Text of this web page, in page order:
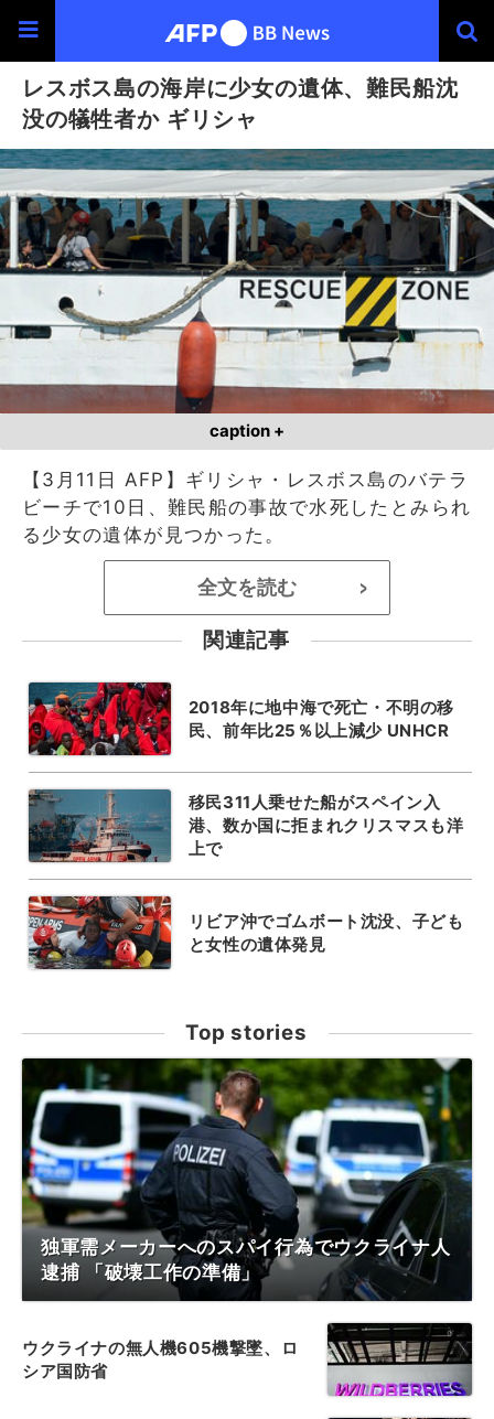
レスボス島の海岸に少女の遺体、難民船沈
没の犠牲者か ギリシャ
caption +
【3月11日 AFP】ギリシャ・レスボス島のバテラ
ビーチで10日、難民船の事故で水死したとみられ
る少女の遺体が見つかった。
全文を読む >
関連記事
2018年に地中海で死亡・不明の移
民、前年比25％以上減少 UNHCR
移民311人乗せた船がスペイン入
港、数か国に拒まれクリスマスも洋
上で
リビア沖でゴムボート沈没、子ども
と女性の遺体発見
Top stories
独軍需メーカーへのスパイ行為でウクライナ人
逮捕 「破壊工作の準備」
ウクライナの無人機605機撃墜、ロ
シア国防省